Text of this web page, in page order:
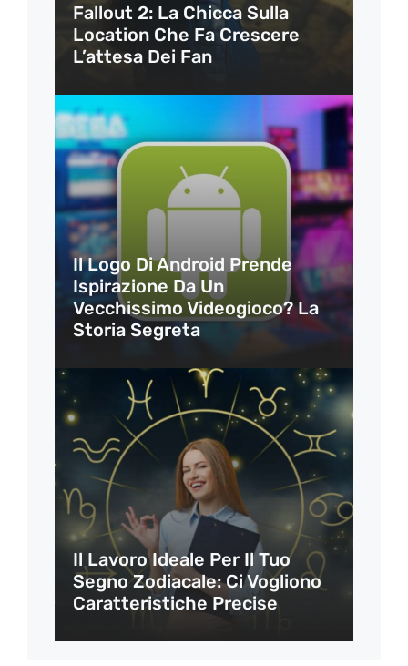
Fallout 2: La Chicca Sulla
Location Che Fa Crescere
L’attesa Dei Fan
Il Logo Di Android Prende
Ispirazione Da Un
Vecchissimo Videogioco? La
Storia Segreta
Il Lavoro Ideale Per Il Tuo
Segno Zodiacale: Ci Vogliono
Caratteristiche Precise